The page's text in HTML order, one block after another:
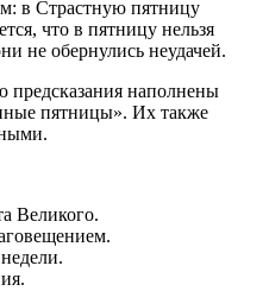
в Страстную пятницу
что в пятницу нельзя
не обернулись неудачей.
предсказания наполнены
пятницы». Их также
Великого.